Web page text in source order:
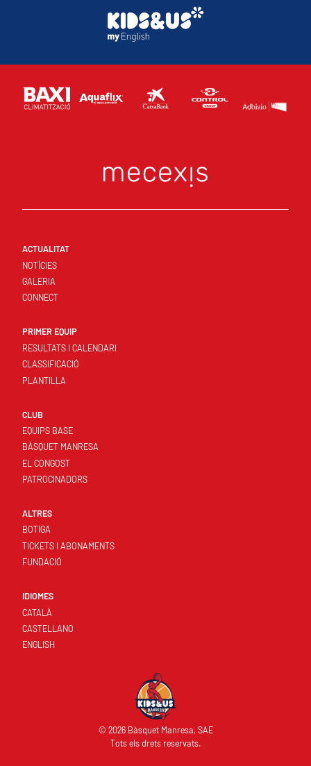
ACTUALITAT
NOTÍCIES
GALERIA
CONNECT
PRIMER EQUIP
RESULTATS I CALENDARI
CLASSIFICACIÓ
PLANTILLA
CLUB
EQUIPS BASE
BÀSQUET MANRESA
EL CONGOST
PATROCINADORS
ALTRES
BOTIGA
TICKETS I ABONAMENTS
FUNDACIÓ
IDIOMES
CATALÀ
CASTELLANO
ENGLISH
© 2026 Bàsquet Manresa, SAE
Tots els drets reservats.